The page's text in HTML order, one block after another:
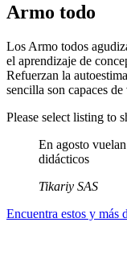
Armo todo
Los Armo todos
el aprendizaje de
Refuerzan la
sencilla son capaces
Please select listing to
En agosto
didácticos
Tikariy SAS
Encuentra estos y más